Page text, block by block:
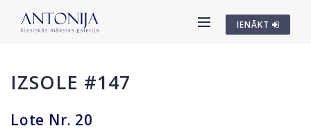
IENĀKT
IZSOLE #147
Lote Nr. 20